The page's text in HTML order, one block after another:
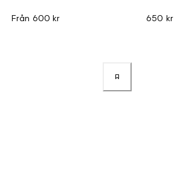
Från 600 kr 650 kr